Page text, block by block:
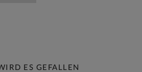
ES GEFALLEN